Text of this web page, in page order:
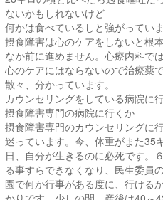
ないかもしれないけど
何かは食べているしと強がってい
摂食障害は心のケアをしないと根
なか前に進めません。心療内科で
心のケアにはならないので治療薬
散々、分かっています。
カウンセリングをしている病院に
摂食障害専門の病院に行くか
摂食障害専門のカウンセリングに
迷っています。今、体重がまた35
日、自分が生きるのに必死です。
る事すらできなくなり、民生委員
園で何か行事がある度に、行ける